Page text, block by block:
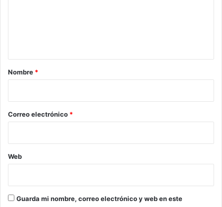
r
*
Nombre *
Correo electrónico *
Web
Guarda mi nombre, correo electrónico y web en este